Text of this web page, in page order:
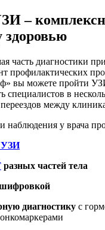
–
часть диагностики
профилактических
вы можете пройти
специалистов в
между
наблюдения у врача
УЗИ
разных частей тела
диагностику с